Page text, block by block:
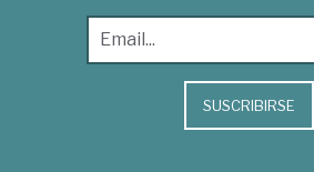
SUSCRIBIRSE